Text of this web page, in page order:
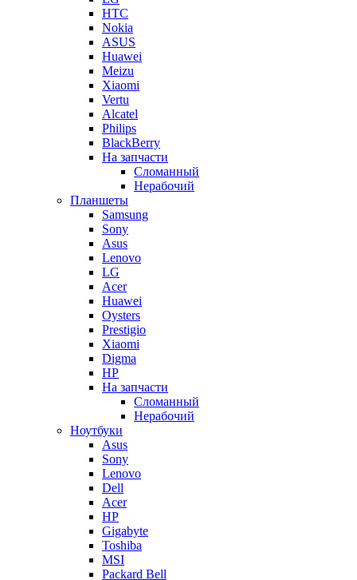
HTC
Nokia
ASUS
Huawei
Meizu
Xiaomi
Vertu
Alcatel
Philips
BlackBerry
На запчасти
Сломанный
Нерабочий
Планшеты
Samsung
Sony
Asus
Lenovo
LG
Acer
Huawei
Oysters
Prestigio
Xiaomi
Digma
HP
На запчасти
Сломанный
Нерабочий
Ноутбуки
Asus
Sony
Lenovo
Dell
Acer
HP
Gigabyte
Toshiba
MSI
Packard Bell